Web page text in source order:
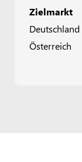
Zielmarkt
Deutschland
Österreich